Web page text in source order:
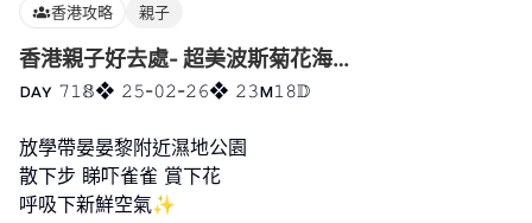
香港攻略 親子
香港親子好去處- 超美波斯菊花海…
ᴅᴀʏ 𝟽𝟷𝟠❖ 𝟸𝟻-𝟶𝟸-𝟸𝟼❖ 𝟸𝟹ᴍ𝟷𝟾𝔻
放學帶晏晏黎附近濕地公園
散下步 睇吓雀雀 賞下花
呼吸下新鮮空氣✨